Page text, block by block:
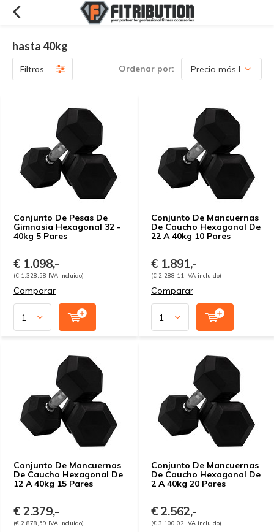
hasta 40kg
Filtros Ordenar por:
Conjunto De Pesas De
Gimnasia Hexagonal 32 -
40kg 5 Pares
€ 1.098,-
(€ 1.328,58 IVA incluido)
Comparar
Conjunto De Mancuernas
De Caucho Hexagonal De
22 A 40kg 10 Pares
€ 1.891,-
(€ 2.288,11 IVA incluido)
Comparar
Conjunto De Mancuernas
De Caucho Hexagonal De
12 A 40kg 15 Pares
€ 2.379,-
(€ 2.878,59 IVA incluido)
Conjunto De Mancuernas
De Caucho Hexagonal De
2 A 40kg 20 Pares
€ 2.562,-
(€ 3.100,02 IVA incluido)